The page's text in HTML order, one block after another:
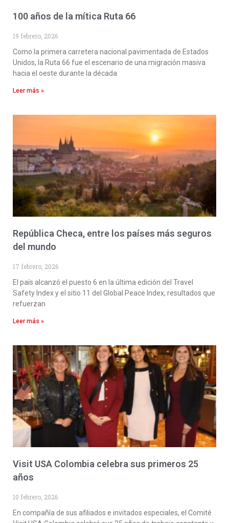
100 años de la mítica Ruta 66
19 febrero, 2026
Como la primera carretera nacional pavimentada de Estados
Unidos, la Ruta 66 fue el escenario de una migración masiva
hacia el oeste durante la década
Leer más »
República Checa, entre los países más seguros
del mundo
17 febrero, 2026
El país alcanzó el puesto 6 en la última edición del Travel
Safety Index y el sitio 11 del Global Peace Index, resultados que
refuerzan
Leer más »
Visit USA Colombia celebra sus primeros 25
años
10 febrero, 2026
En compañía de sus afiliados e invitados especiales, el Comité